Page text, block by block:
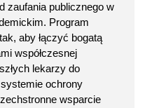
zaufania publicznego w
Program
aby łączyć bogatą
współczesnej
lekarzy do
systemie ochrony
wsparcie